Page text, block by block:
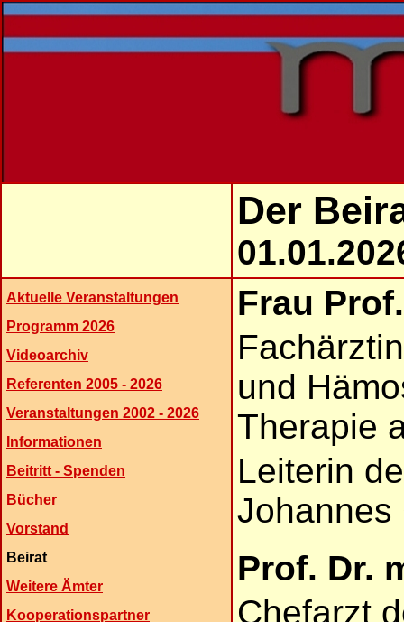
Der
Aktuelle Veranstaltungen
Programm 2026
Videoarchiv
Referenten 2005 - 2026
Veranstaltungen 2002 - 2026
Informationen
Beitritt - Spenden
Bücher
Vorstand
Beirat
Weitere Ämter
Kooperationspartner
Frau Prof.
und
Therapie
Leiterin
Johannes
Prof. Dr.
Chefarzt